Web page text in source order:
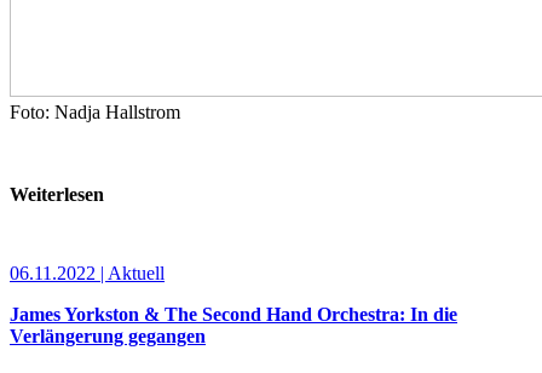
Foto: Nadja Hallstrom
Weiterlesen
06.11.2022 | Aktuell
James Yorkston & The Second Hand Orchestra: In die
Verlängerung gegangen